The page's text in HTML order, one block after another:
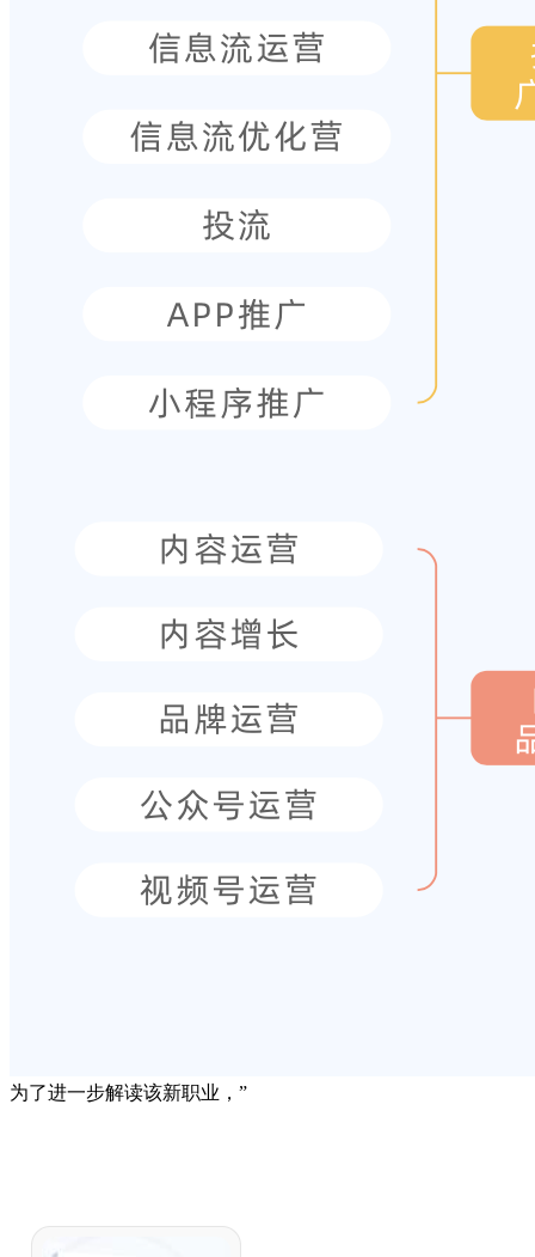
为了进一步解读该新职业，”